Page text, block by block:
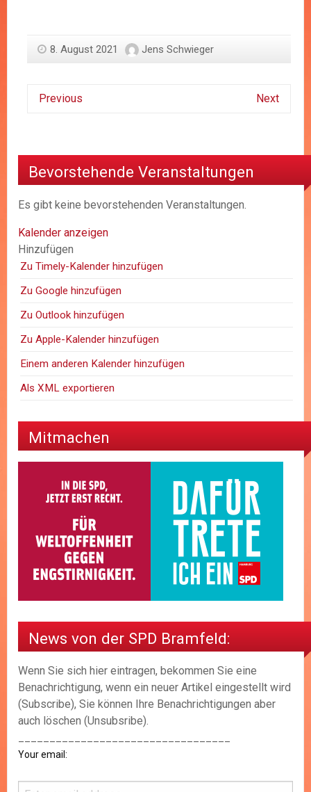
8. August 2021 Jens Schwieger
Previous Next
Bevorstehende Veranstaltungen
Es gibt keine bevorstehenden Veranstaltungen.
Kalender anzeigen
Hinzufügen
Zu Timely-Kalender hinzufügen
Zu Google hinzufügen
Zu Outlook hinzufügen
Zu Apple-Kalender hinzufügen
Einem anderen Kalender hinzufügen
Als XML exportieren
Mitmachen
News von der SPD Bramfeld:
Wenn Sie sich hier eintragen, bekommen Sie eine
Benachrichtigung, wenn ein neuer Artikel eingestellt wird
(Subscribe), Sie können Ihre Benachrichtigungen aber
auch löschen (Unsubsribe).
Your email: